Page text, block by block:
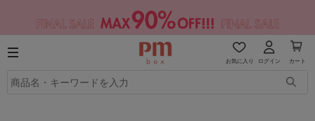
お気に入り ログイン カート